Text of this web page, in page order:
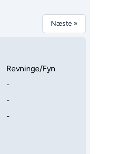
Næste »
Revninge/Fyn
-
-
-